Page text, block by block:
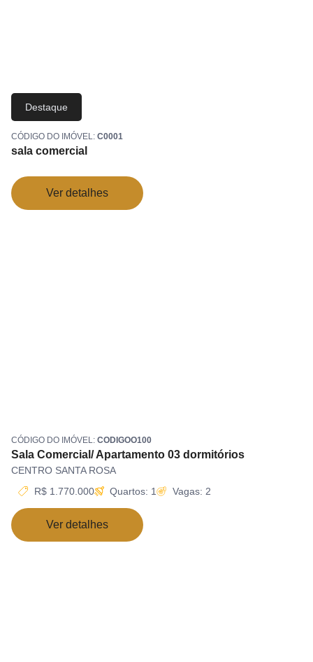
Destaque
CÓDIGO DO IMÓVEL: C0001
sala comercial
Ver detalhes
CÓDIGO DO IMÓVEL: CODIGOO100
Sala Comercial/ Apartamento 03 dormitórios
CENTRO SANTA ROSA
R$ 1.770.000
Quartos: 1 Vagas: 2
Ver detalhes